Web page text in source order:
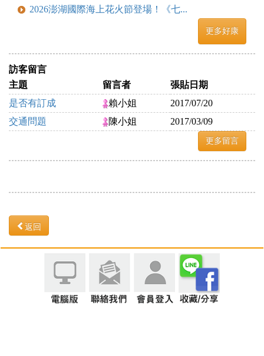
2026澎湖國際海上花火節登場！《七...
更多好康
訪客留言
主題
留言者
張貼日期
是否有訂成
賴小姐
2017/07/20
交通問題
陳小姐 2017/03/09
更多留言
返回